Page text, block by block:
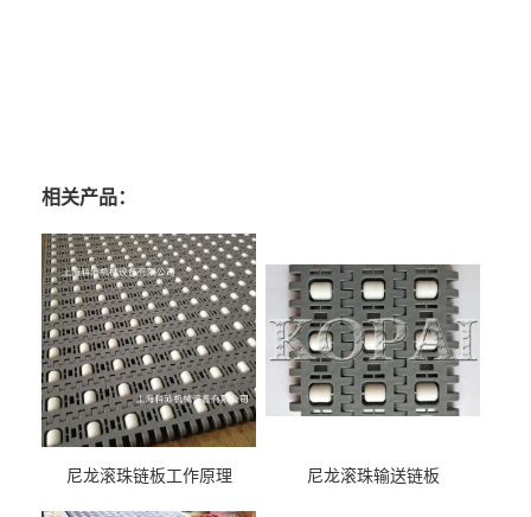
相关产品：
尼龙滚珠链板工作原理 尼龙滚珠输送链板